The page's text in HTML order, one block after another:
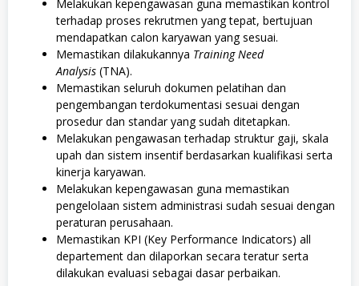
Melakukan kepengawasan guna memastikan kontrol
terhadap proses rekrutmen yang tepat, bertujuan
mendapatkan calon karyawan yang sesuai.
Memastikan dilakukannya Training Need
Analysis (TNA).
Memastikan seluruh dokumen pelatihan dan
pengembangan terdokumentasi sesuai dengan
prosedur dan standar yang sudah ditetapkan.
Melakukan pengawasan terhadap struktur gaji, skala
upah dan sistem insentif berdasarkan kualifikasi serta
kinerja karyawan.
Melakukan kepengawasan guna memastikan
pengelolaan sistem administrasi sudah sesuai dengan
peraturan perusahaan.
Memastikan KPI (Key Performance Indicators) all
departement dan dilaporkan secara teratur serta
dilakukan evaluasi sebagai dasar perbaikan.